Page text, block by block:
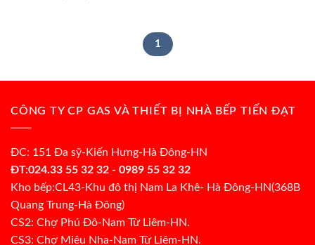
1
CÔNG TY CP GAS VÀ THIẾT BỊ NHÀ BẾP TIẾN ĐẠT
ĐC: 151 Đa sỹ-Kiến Hưng-Hà Đông-HN
ĐT:024.33 55 32 32 - 0989 55 32 32
Kho bếp:CL43-Khu đô thị Nam La Khê- Hà Đông-HN(368B
Quang Trung-Hà Đông)
CS2: Chợ Phú Đô-Nam Từ Liêm-HN.
CS3: Chợ Miêu Nha-Nam Từ Liêm-HN.